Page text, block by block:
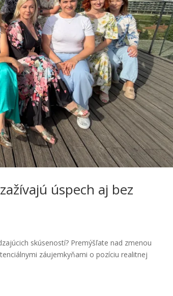
úspech aj bez
skúseností? Premýšľate nad zmenou
záujemkyňami o pozíciu realitnej